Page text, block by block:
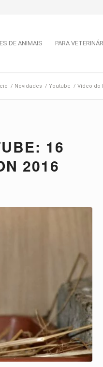
DE ANIMAIS PARA
/ Novidades / Youtube / Vídeo do
16
2016